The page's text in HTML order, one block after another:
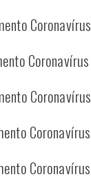
Coronavírus
Coronavírus
Coronavírus
Coronavírus
Coronavírus